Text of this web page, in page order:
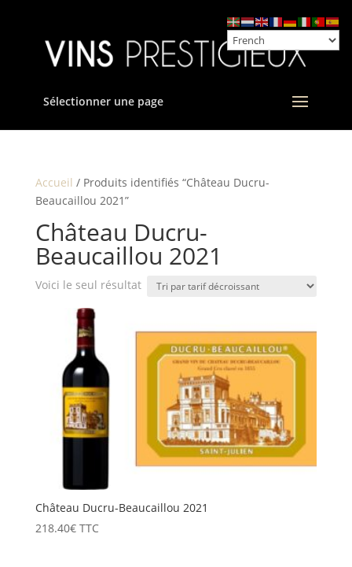
Sélectionner une page
Accueil / Produits identifiés “Château Ducru-
Beaucaillou 2021”
Château Ducru-
Beaucaillou 2021
Voici le seul résultat
Château Ducru-Beaucaillou 2021
218.40€ TTC